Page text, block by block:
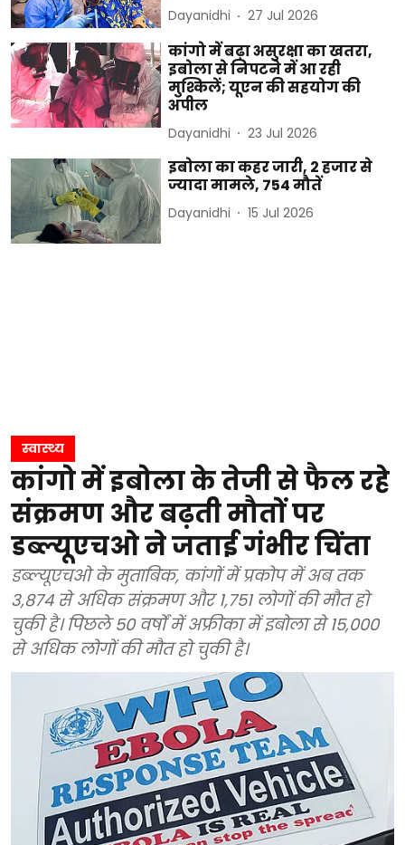
Dayanidhi 27 Jul 2026
कांगो में बढ़ा असुरक्षा का खतरा,
इबोला से निपटने में आ रही
मुश्किलें; यूएन की सहयोग की
अपील
Dayanidhi 23 Jul 2026
इबोला का कहर जारी, 2 हजार से
ज्यादा मामले, 754 मौतें
Dayanidhi 15 Jul 2026
स्वास्थ्य
कांगो में इबोला के तेजी से फैल रहे
संक्रमण और बढ़ती मौतों पर
डब्ल्यूएचओ ने जताई गंभीर चिंता
डब्ल्यूएचओ के मुताबिक, कांगों में प्रकोप में अब तक
3,874 से अधिक संक्रमण और 1,751 लोगों की मौत हो
चुकी है। पिछले 50 वर्षों में अफ्रीका में इबोला से 15,000
से अधिक लोगों की मौत हो चुकी है।